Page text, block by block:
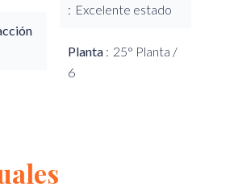
Excelente estado
Planta
25° Planta /
6